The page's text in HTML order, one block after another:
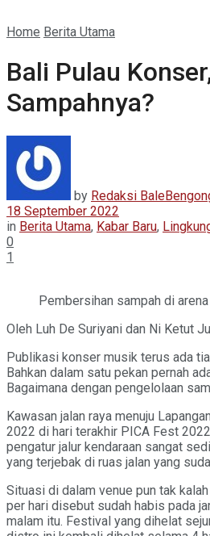
Home Berita Utama
Bali Pulau
Sampahnya?
by Redaksi
18 September 2022
in Berita Utama, Kabar Baru,
0
1
Pembersihan sampah di
Oleh Luh De Suriyani dan Ni Ketut
Publikasi konser musik terus ada
Bahkan dalam satu pekan pernah
Bagaimana dengan pengelolaan
Kawasan jalan raya menuju
2022 di hari terakhir PICA Fest
pengatur jalur kendaraan sangat
yang terjebak di ruas jalan yang
Situasi di dalam venue pun tak
per hari disebut sudah habis pada
malam itu. Festival yang dihelat